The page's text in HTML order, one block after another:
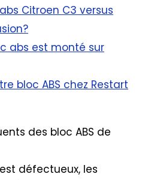
Citroen C3 versus
abs est monté sur
bloc ABS chez Restart
des bloc ABS de
défectueux, les